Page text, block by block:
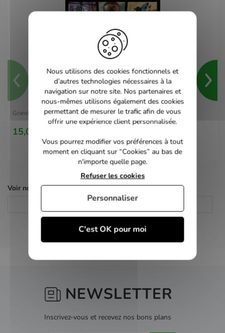
Grand Theft Auto V - PS4
15,00 €
Voir nos autres pages :
Consoles de salon
NEWSLETTER
Inscrivez-vous et recevez nos bons plans
Nous utilisons des cookies fonctionnels et
d’autres technologies nécessaires à la
navigation sur notre site. Nos partenaires et
nous-mêmes utilisons également des cookies
permettant de mesurer le trafic afin de vous
offrir une expérience client personnalisée.
Vous pourrez modifier vos préférences à tout
moment en cliquant sur “Cookies” au bas de
n'importe quelle page.
C'est OK pour moi
Refuser les cookies
Personnaliser